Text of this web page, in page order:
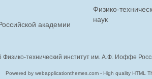
академии
Физико-
наук
Физико-технический институт им. А.Ф. Иоффе
Powered by webapplicationthemes.com - High quality HTML